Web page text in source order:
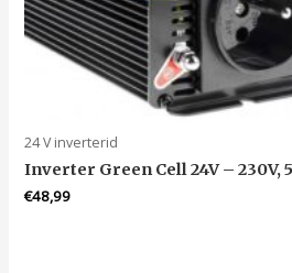
24 V inverterid
Inverter Green Cell 24V – 230V,
€48,99